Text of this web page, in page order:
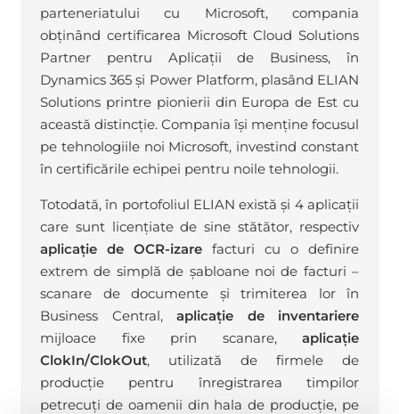
parteneriatului cu Microsoft, compania
obținând certificarea Microsoft Cloud Solutions
Partner pentru Aplicații de Business, în
Dynamics 365 și Power Platform, plasând ELIAN
Solutions printre pionierii din Europa de Est cu
această distincție. Compania își menține focusul
pe tehnologiile noi Microsoft, investind constant
în certificările echipei pentru noile tehnologii.
Totodată, în portofoliul ELIAN există și 4 aplicații
care sunt licențiate de sine stătător, respectiv
aplicație de OCR-izare facturi cu o definire
extrem de simplă de șabloane noi de facturi –
scanare de documente și trimiterea lor în
Business Central, aplicație de inventariere
mijloace fixe prin scanare, aplicație
ClokIn/ClokOut, utilizată de firmele de
producție pentru înregistrarea timpilor
petrecuți de oamenii din hala de producție, pe